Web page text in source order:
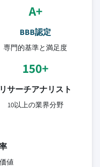
A+
BBB認定
専門的基準と満足度
150+
リサーチアナリスト
10以上の業界分野
値